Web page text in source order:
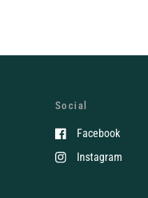
Social
Facebook
Instagram